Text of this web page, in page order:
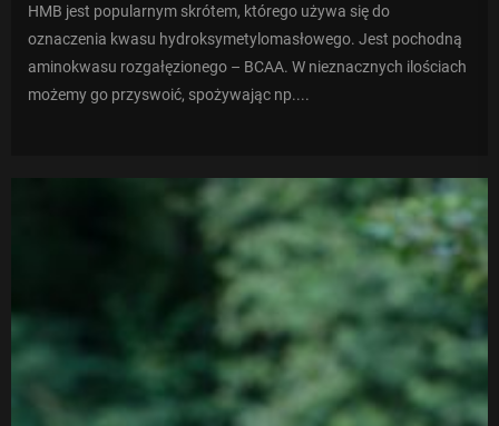
HMB jest popularnym skrótem, którego używa się do
oznaczenia kwasu hydroksymetylomasłowego. Jest pochodną
aminokwasu rozgałęzionego – BCAA. W nieznacznych ilościach
możemy go przyswoić, spożywając np....